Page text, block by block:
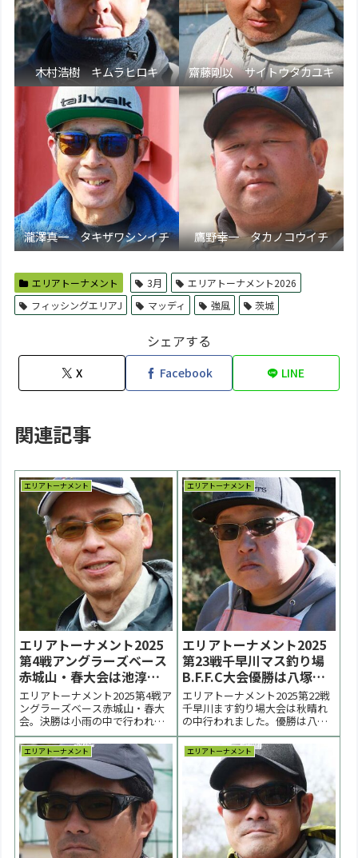
木村浩樹 キムラヒロキ 齋藤剛以 サイトウタカユキ
瀧澤真一 タキザワシンイチ 鷹野幸一 タカノコウイチ
エリアトーナメント 3月
エリアトーナメント2026
フィッシングエリアJ
マッディ 強風 茨城
シェアする
X Facebook LINE
関連記事
エリアトーナメント
エリアトーナメント2025
第4戦アングラーズベース
赤城山・春大会は池淳一
選手が優勝【大会結果】
エリアトーナメント2025第4戦ア
ングラーズベース赤城山・春大
会。決勝は小雨の中で行われま
した。優勝は池淳一選手。２位
は石戸信晃選手。３位は新井紀
章選手でした。 < 前の大会 2025
一覧 次の大会 >【大会結果修正
とお詫び２】決勝戦動画でスコ
アを再度確認をしたところ、点
数の取り...
エリアトーナメント
エリアトーナメント2025
第23戦千早川マス釣り場
B.F.F.C大会優勝は八塚利
幸選手【大会結果】
エリアトーナメント2025第22戦
千早川ます釣り場大会は秋晴れ
の中行われました。優勝は八塚
利幸選手、２位は青木弘文選
手、３位は上杉貴人選手でし
た。 < 前の大会 2025一覧 次の大
会 >※決勝結果・予選結果表な
どは月曜日以後順次更新しま
す。表彰台 優勝：八塚利幸選手
表彰台 ラ...
エリアトーナメント エリアトーナメント